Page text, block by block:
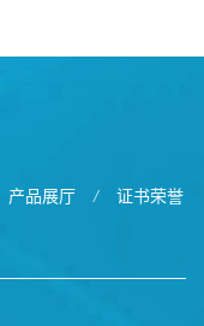
产品展厅 / 证书荣誉